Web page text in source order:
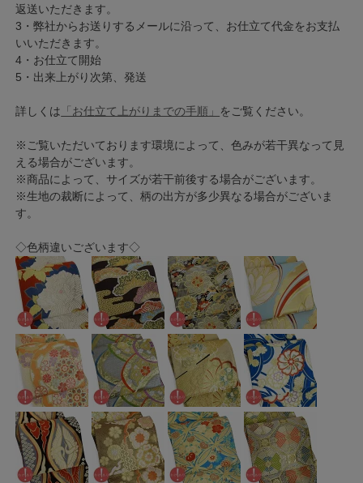
返送いただきます。
3・弊社からお送りするメールに沿って、お仕立て代金をお支払
いいただきます。
4・お仕立て開始
5・出来上がり次第、発送
詳しくは 「お仕立て上がりまでの手順」 をご覧ください。
※ご覧いただいております環境によって、色みが若干異なって見
える場合がございます。
※商品によって、サイズが若干前後する場合がございます。
※生地の裁断によって、柄の出方が多少異なる場合がございま
す。
◇色柄違いございます◇